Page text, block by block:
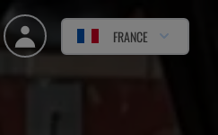
FRANCE